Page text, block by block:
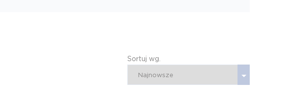
Sortuj wg.